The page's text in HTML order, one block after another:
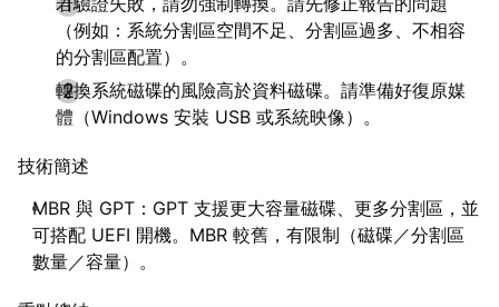
（例如：系統分割區空間不足、分割區過多、不相容
的分割區配置）。
轉換系統磁碟的風險高於資料磁碟。請準備好復原媒
體（Windows 安裝 USB 或系統映像）。
技術簡述
MBR 與 GPT：GPT 支援更大容量磁碟、更多分割區，並
可搭配 UEFI 開機。MBR 較舊，有限制（磁碟／分割區
數量／容量）。